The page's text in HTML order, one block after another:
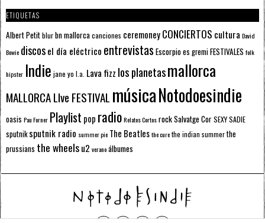
ETIQUETAS
Albert Petitblurbn mallorcacanciones ceremoneyCONCIERTOS cultura David
Bowie discosel día eléctrico entrevistas Escorpioes gremiFESTIVALES folk
hipster Indie jane yo l.a. Lava fizz los planetasmallorca
MALLORCA LIve FESTIVAL músicaNotodoesindie
oasis Pau Forner Playlist pop radioRelatos CortosrockSalvatge CorSEXY SADIE
sputnik sputnik radio summer pie The Beatlesthe curethe indian summerthe
prussians the wheelsu2 veranoálbumes